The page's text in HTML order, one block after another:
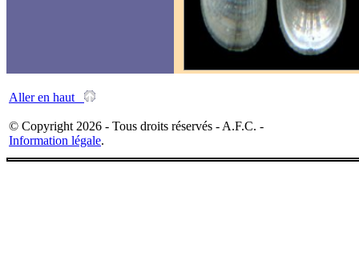
Aller en haut
© Copyright 2026 - Tous droits réservés - A.F.C. -
Information légale.